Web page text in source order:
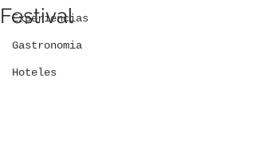
Experiencias
Gastronomia
Hoteles
Festival